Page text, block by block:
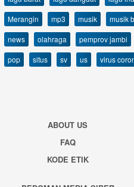
Merangin
mp3 musik musik
news
olahraga pemprov jambi
pop
situs sv us virus
ABOUT US
FAQ
KODE ETIK